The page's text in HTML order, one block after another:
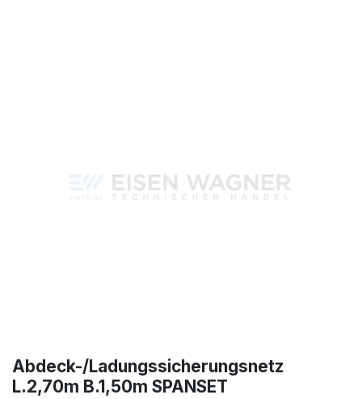
Abdeck-/Ladungssicherungsnetz
L.2,70m B.1,50m SPANSET